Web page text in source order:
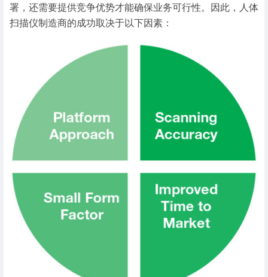
署，还需要提供竞争优势才能确保业务可行性。因此，人体
扫描仪制造商的成功取决于以下因素：